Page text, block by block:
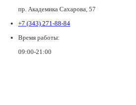
пр. Академика Сахарова, 57
+7 (343) 271-88-84
Время работы:
09:00-21:00